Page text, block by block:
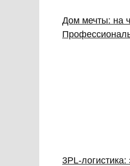
Дом мечты: на